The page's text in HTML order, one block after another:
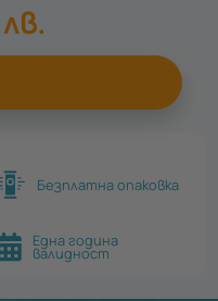
лв.
Безплатна опаковка
Една година
валидност